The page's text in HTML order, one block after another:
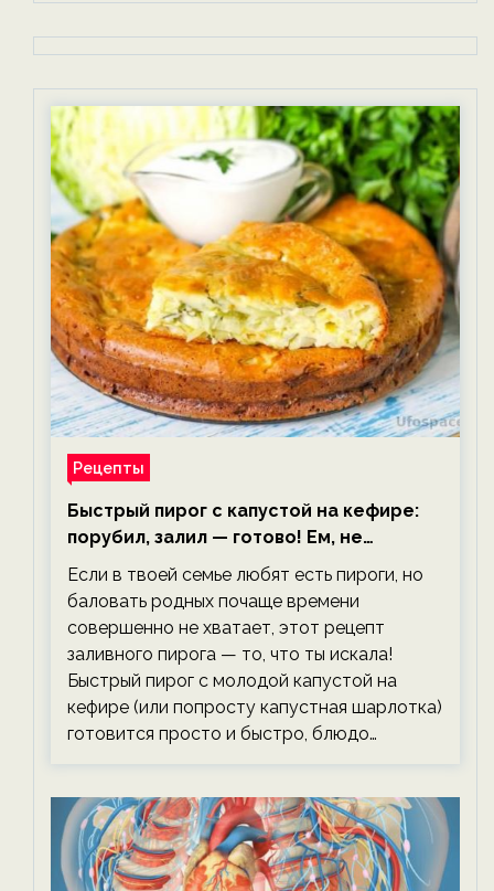
Рецепты
Быстрый пирог с капустой на кефире:
порубил, залил — готово! Ем, не
тревожась о фигуре!
Если в твоей семье любят есть пироги, но
баловать родных почаще времени
совершенно не хватает, этот рецепт
заливного пирога — то, что ты искала!
Быстрый пирог с молодой капустой на
кефире (или попросту капустная шарлотка)
готовится просто и быстро, блюдо…